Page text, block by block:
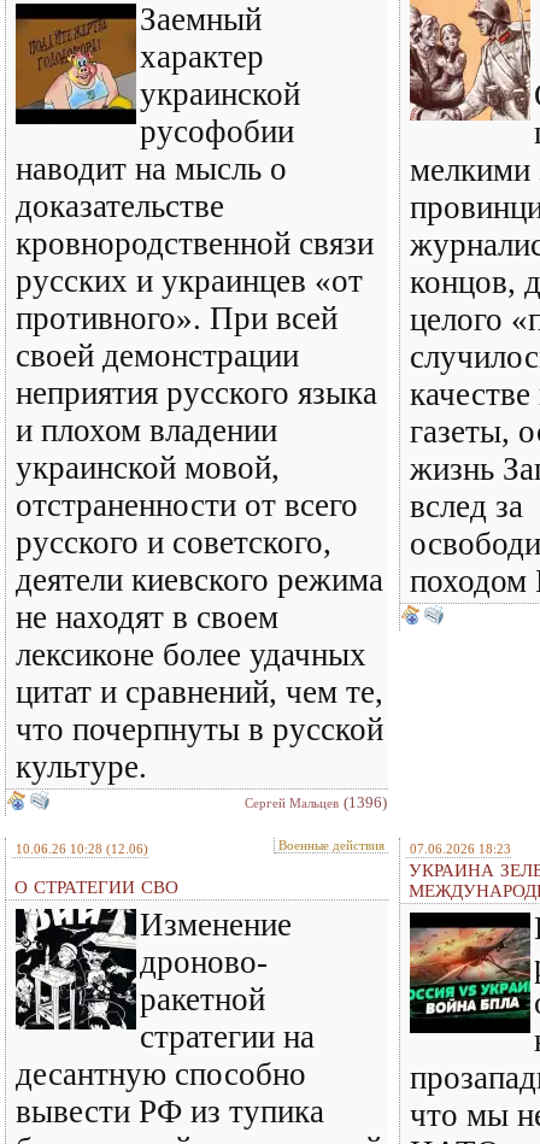
Заемный
характер
украинской
русофобии
наводит на мысль о
доказательстве
кровнородственной связи
русских и украинцев «от
противного». При всей
своей демонстрации
неприятия русского языка
и плохом владении
украинской мовой,
отстраненности от всего
русского и советского,
деятели киевского режима
не находят в своем
лексиконе более удачных
цитат и сравнений, чем те,
что почерпнуты в русской
культуре.
Сергей Мальцев (1396)
мелкими
концов,
целого
газеты,
жизнь
вслед за
10.06.26 10:28 (12.06) Военные действия
О СТРАТЕГИИ СВО
Изменение
дроново-
ракетной
стратегии на
десантную способно
вывести РФ из тупика
07.06.2026 18:23
УКРАИНА
что мы